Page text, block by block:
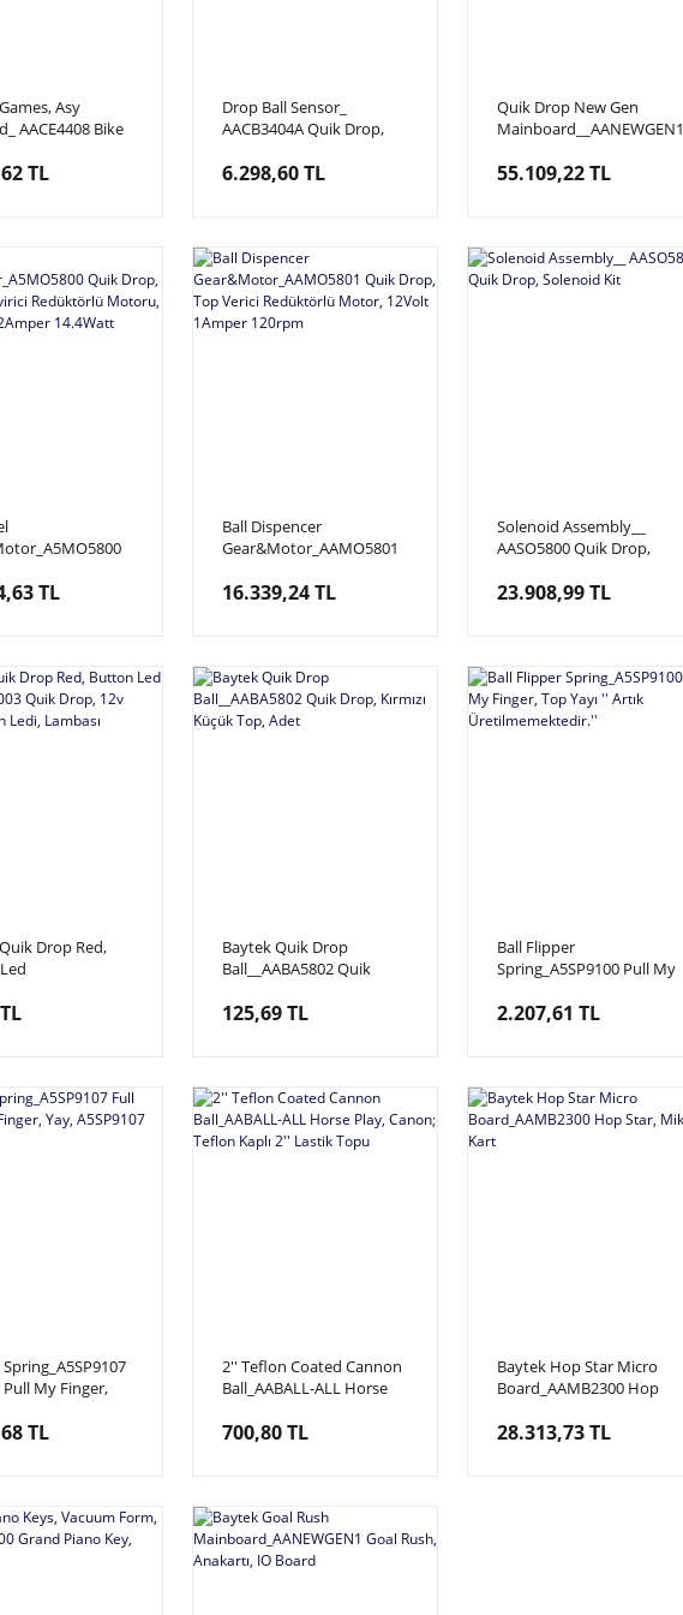
Asy
AACE4408 Bike
Seti Kablolu
TL
Drop Ball Sensor_
AACB3404A Quik Drop,
6.298,60 TL
Quik Drop New Gen
Mainboard__AANEWGEN1-
Anakartı
55.109,22 TL
TL
Ball Dispencer
Gear&Motor_AAMO5801
Redüktörlü Motor, 12Volt
16.339,24 TL
Solenoid Assembly__
AASO5800 Quik Drop,
23.908,99 TL
Drop Red,
Kırmızı Buton
Baytek Quik Drop
Ball__AABA5802 Quik
Adet
125,69 TL
Ball Flipper
Spring_A5SP9100 Pull My
Üretilmemektedir.''
2.207,61 TL
Pull My Finger,
TL
2'' Teflon Coated Cannon
Ball_AABALL-ALL Horse
2'' Lastik Topu
700,80 TL
Baytek Hop Star Micro
Board_AAMB2300 Hop
28.313,73 TL